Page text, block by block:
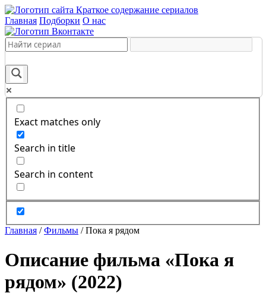
Краткое содержание сериалов
Главная Подборки О нас
Exact matches only
Search in title
Search in content
Главная /Фильмы /Пока я рядом
Описание фильма «Пока я
рядом» (2022)